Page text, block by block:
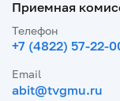
Приемная
Телефон
+7 (4822) 57-22-
Email
abit@tvgmu.ru